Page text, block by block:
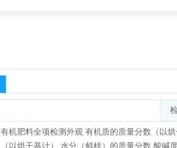
有机肥料全项检测外观 有机质的质量分数（以
（以烘干基计） 水分（鲜样）的质量分数 酸碱